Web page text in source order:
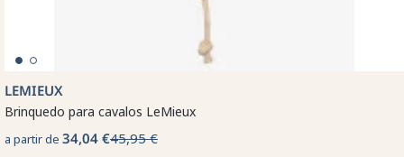
LEMIEUX
Brinquedo para cavalos LeMieux
a partir de 34,04 €45,95 €